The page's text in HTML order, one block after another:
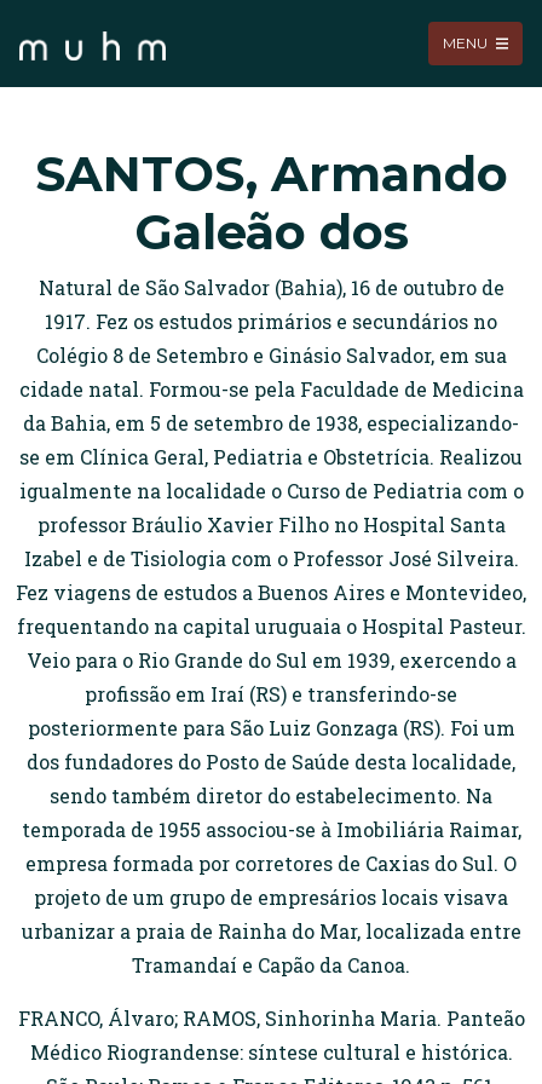
MENU
SANTOS, Armando
Galeão dos
Natural de São Salvador (Bahia), 16 de outubro de
1917. Fez os estudos primários e secundários no
Colégio 8 de Setembro e Ginásio Salvador, em sua
cidade natal. Formou-se pela Faculdade de Medicina
da Bahia, em 5 de setembro de 1938, especializando-
se em Clínica Geral, Pediatria e Obstetrícia. Realizou
igualmente na localidade o Curso de Pediatria com o
professor Bráulio Xavier Filho no Hospital Santa
Izabel e de Tisiologia com o Professor José Silveira.
Fez viagens de estudos a Buenos Aires e Montevideo,
frequentando na capital uruguaia o Hospital Pasteur.
Veio para o Rio Grande do Sul em 1939, exercendo a
profissão em Iraí (RS) e transferindo-se
posteriormente para São Luiz Gonzaga (RS). Foi um
dos fundadores do Posto de Saúde desta localidade,
sendo também diretor do estabelecimento. Na
temporada de 1955 associou-se à Imobiliária Raimar,
empresa formada por corretores de Caxias do Sul. O
projeto de um grupo de empresários locais visava
urbanizar a praia de Rainha do Mar, localizada entre
Tramandaí e Capão da Canoa.
FRANCO, Álvaro; RAMOS, Sinhorinha Maria. Panteão
Médico Riograndense: síntese cultural e histórica.